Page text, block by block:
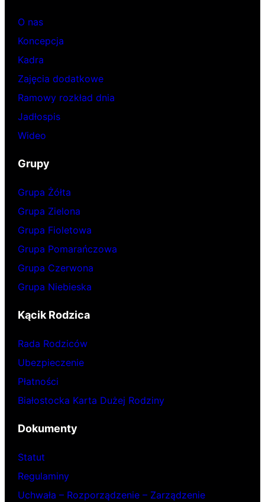
O nas
Koncepcja
Kadra
Zajęcia dodatkowe
Ramowy rozkład dnia
Jadłospis
Wideo
Grupy
Grupa Żółta
Grupa Zielona
Grupa Fioletowa
Grupa Pomarańczowa
Grupa Czerwona
Grupa Niebieska
Kącik Rodzica
Rada Rodziców
Ubezpieczenie
Płatności
Białostocka Karta Dużej Rodziny
Dokumenty
Statut
Regulaminy
Uchwała – Rozporządzenie – Zarządzenie